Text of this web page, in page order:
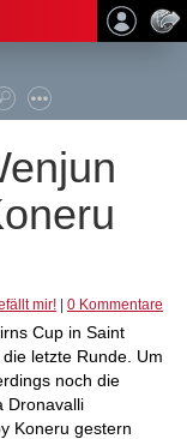
mir! 0 Kommentare
Cup in Saint
letzte Runde. Um
noch die
Dronavalli
Koneru gestern